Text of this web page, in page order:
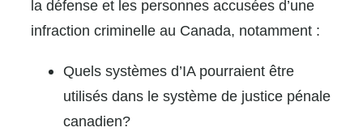
la défense et les personnes accusées d’une
infraction criminelle au Canada, notamment :
Quels systèmes d’IA pourraient être
utilisés dans le système de justice pénale
canadien?